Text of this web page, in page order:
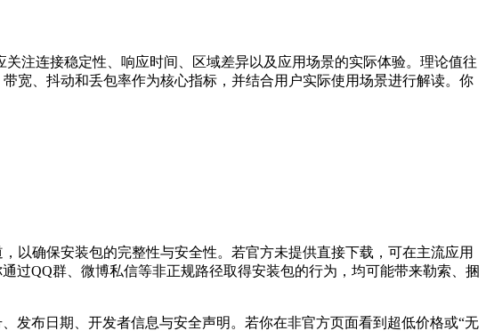
注连接稳定性、响应时间、区域差异以及应用场景的实际体验。理论值往
宽、抖动和丢包率作为核心指标，并结合用户实际使用场景进行解读。你
以确保安装包的完整性与安全性。若官方未提供直接下载，可在主流应用
过QQ群、微博私信等非正规路径取得安装包的行为，均可能带来勒索、捆
发布日期、开发者信息与安全声明。若你在非官方页面看到超低价格或“无